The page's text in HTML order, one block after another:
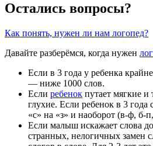
Остались вопросы?
Как понять, нужен ли нам логопед?
Давайте разберёмся, когда нужен
Если в 3 года у ребенка
— ниже 1000 слов.
Если ребенок путает мягкие и
глухие. Если ребенок в 3 года
«с» на «з» и наоборот (в-ф, б-
Если малыш искажает слова до
странных, нелогичных замен